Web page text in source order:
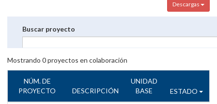
Descargas
Buscar proyecto
Mostrando 0proyectos en colaboración
NÚM. DE
PROYECTO
DESCRIPCIÓN
UNIDAD
BASE
ESTADO